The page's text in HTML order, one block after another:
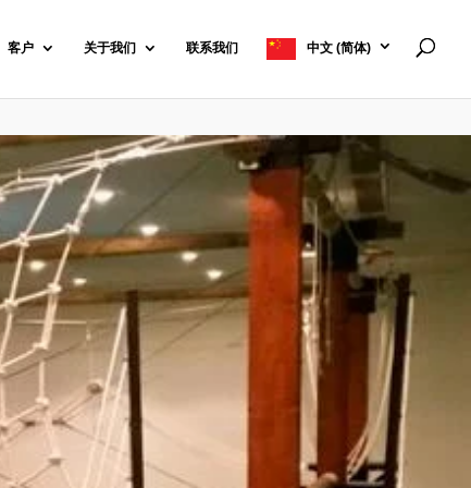
客户 关于我们 联系我们 中文 (简体)